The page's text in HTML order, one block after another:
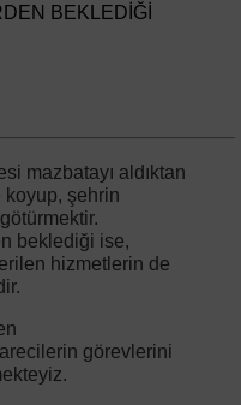
BEKLEDIĞI
mazbatayı aldıktan
koyup, şehrin
beklediği ise,
hizmetlerin de
görevlerini